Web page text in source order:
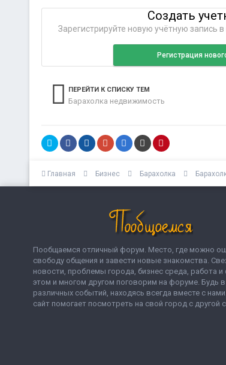
Создать
Зарегистрируйте новую учётную запись
Регистрация
ПЕРЕЙТИ К СПИСКУ ТЕМ
Барахолка недвижимость
Главная Бизнес Барахолка
Пообщаемся отличный форум. Место, где можно
свободу общения и завести новые знакомства.
новости, проблемы города, бизнес среда, работа и
этом и многом другом поговорим на форуме. Будь в
различных событий, находясь всегда вместе с
сайт помогает посмотреть на свой город с другой